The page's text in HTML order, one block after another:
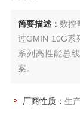
简要描述： 数控
过OMIN 10G系
系列高性能总
案。
厂商性质： 生